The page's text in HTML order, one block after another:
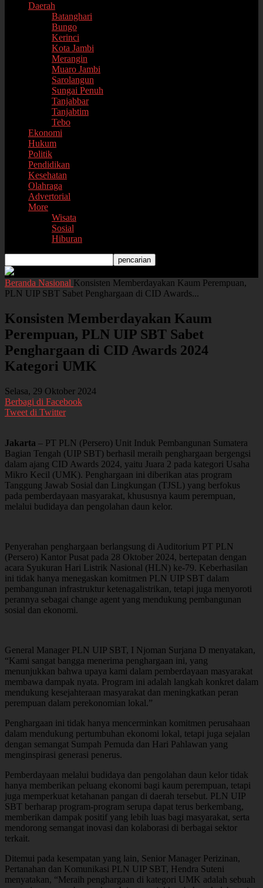
Daerah
Batanghari
Bungo
Kerinci
Kota Jambi
Merangin
Muaro Jambi
Sarolangun
Sungai Penuh
Tanjabbar
Tanjabtim
Tebo
Ekonomi
Hukum
Politik
Pendidikan
Kesehatan
Olahraga
Advertorial
More
Wisata
Sosial
Hiburan
Beranda Nasional Konsisten Memberdayakan Kaum Perempuan,
PLN UIP SBT Sabet Penghargaan di CID Awards...
Konsisten Memberdayakan Kaum
Perempuan, PLN UIP SBT Sabet
Penghargaan di CID Awards 2024
Kategori UMK
Selasa, 29 Oktober 2024
Berbagi di Facebook
Tweet di Twitter
Jakarta – PT PLN (Persero) Unit Induk Pembangunan Sumatera
Bagian Tengah (UIP SBT) berhasil meraih penghargaan bergengsi
dalam ajang CID Awards 2024, yaitu Juara 2 pada kategori Usaha
Mikro Kecil (UMK). Penghargaan ini diberikan atas program
Tanggung Jawab Sosial dan Lingkungan (TJSL) yang berfokus
pada pemberdayaan masyarakat, khususnya kaum perempuan,
melalui budidaya dan pengolahan daun kelor.
Penyerahan penghargaan berlangsung di Auditorium PT PLN
(Persero) Kantor Pusat pada 28 Oktober 2024, bertepatan dengan
acara Syukuran Hari Listrik Nasional (HLN) ke-79. Keberhasilan
ini tidak hanya menegaskan komitmen PLN UIP SBT dalam
pembangunan infrastruktur ketenagalistrikan, tetapi juga menyoroti
perannya sebagai change agent yang mendukung pembangunan
sosial dan ekonomi.
General Manager PLN UIP SBT, I Njoman Surjana D menyatakan,
“Kami sangat bangga menerima penghargaan ini, yang
menunjukkan bahwa upaya kami dalam pemberdayaan masyarakat
membawa dampak nyata. Program ini adalah langkah konkret dalam
mendukung kesejahteraan masyarakat dan meningkatkan peran
perempuan dalam perekonomian lokal.”
Penghargaan ini tidak hanya mencerminkan komitmen perusahaan
dalam mendukung pertumbuhan ekonomi lokal, tetapi juga sejalan
dengan semangat Sumpah Pemuda dan Hari Pahlawan yang
menginspirasi generasi penerus.
Pemberdayaan melalui budidaya dan pengolahan daun kelor tidak
hanya memberikan peluang ekonomi bagi kaum perempuan, tetapi
juga memperkuat ketahanan pangan di daerah tersebut. PLN UIP
SBT berharap program-program serupa dapat terus berkembang,
memberikan dampak positif yang lebih luas bagi masyarakat, serta
mendorong semangat inovasi dan kolaborasi di berbagai sektor
terkait.
Ditemui pada kesempatan yang lain, Senior Manager Perizinan,
Pertanahan dan Komunikasi PLN UIP SBT, Hendra Suteni
menyatakan, “Meraih penghargaan di kategori UMK adalah sebuah